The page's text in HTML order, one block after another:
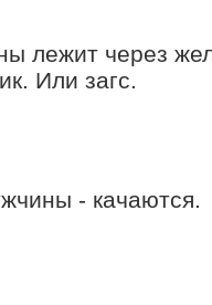
лежит через
Или загс.
- качаются.